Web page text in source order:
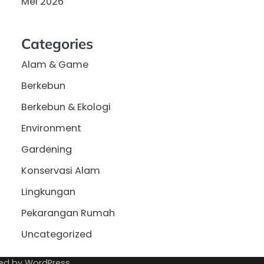
Categories
Alam & Game
Berkebun
Berkebun & Ekologi
Environment
Gardening
Konservasi Alam
Lingkungan
Pekarangan Rumah
Uncategorized